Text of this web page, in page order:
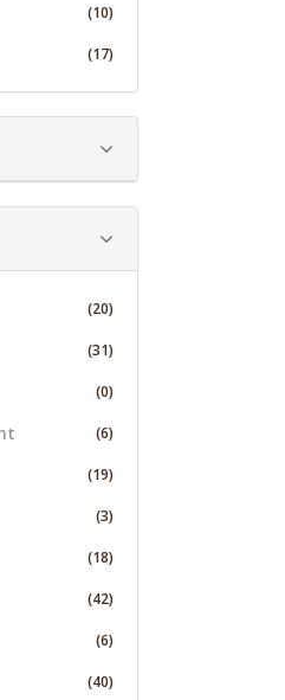
(10)
(17)
(20)
(31)
(0)
(6)
(19)
(3)
(18)
(42)
(6)
(40)